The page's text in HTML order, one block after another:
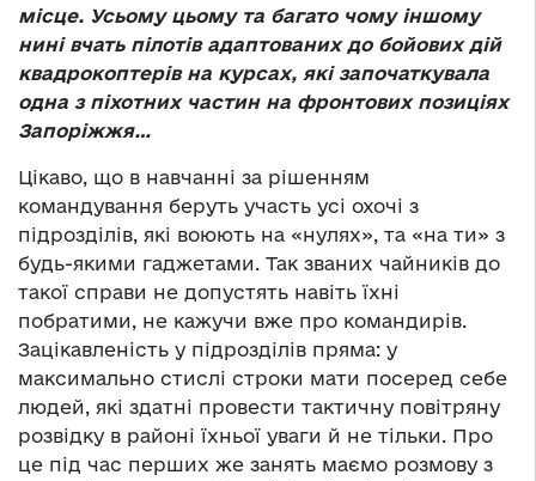
місце. Усьому цьому та багато чому іншому
нині вчать пілотів адаптованих до бойових дій
квадрокоптерів на курсах, які започаткувала
одна з піхотних частин на фронтових позиціях
Запоріжжя…
Цікаво, що в навчанні за рішенням
командування беруть участь усі охочі з
підрозділів, які воюють на «нулях», та «на ти» з
будь-якими гаджетами. Так званих чайників до
такої справи не допустять навіть їхні
побратими, не кажучи вже про командирів.
Зацікавленість у підрозділів пряма: у
максимально стислі строки мати посеред себе
людей, які здатні провести тактичну повітряну
розвідку в районі їхньої уваги й не тільки. Про
це під час перших же занять маємо розмову з